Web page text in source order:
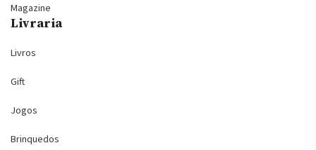
Magazine
Livraria
Livros
Gift
Jogos
Brinquedos